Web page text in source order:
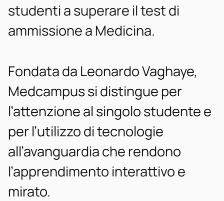
studenti a superare il test di
ammissione a Medicina.
Fondata da Leonardo Vaghaye,
Medcampus si distingue per
l’attenzione al singolo studente e
per l’utilizzo di tecnologie
all’avanguardia che rendono
l’apprendimento interattivo e
mirato.